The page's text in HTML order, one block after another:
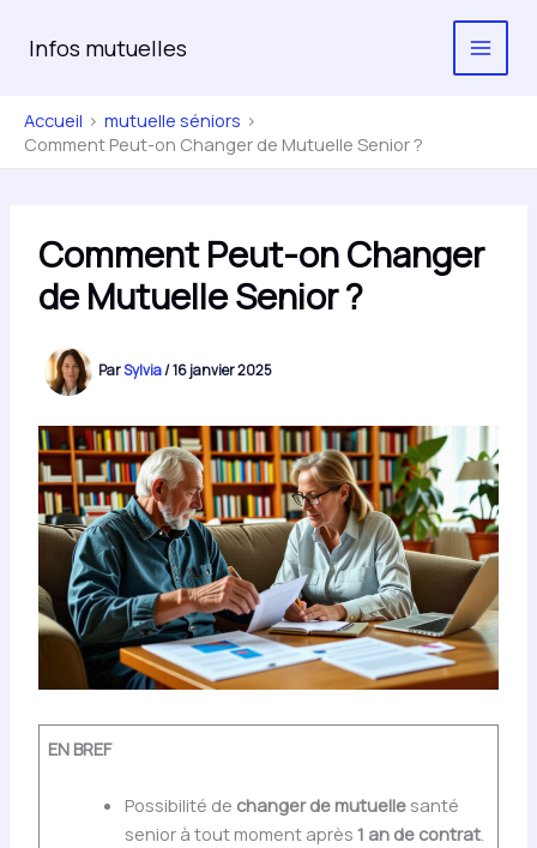
Infos mutuelles
Accueil
mutuelle séniors
Comment Peut-on Changer de Mutuelle Senior ?
Comment Peut-on Changer
de Mutuelle Senior ?
ParSylvia/16 janvier 2025
EN BREF
Possibilité de changer de mutuellesanté
senior à tout moment après 1 an de contrat.